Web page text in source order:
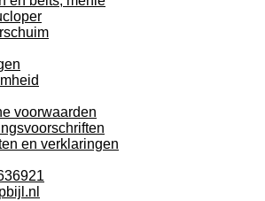
voorwaarden
en verklaringen